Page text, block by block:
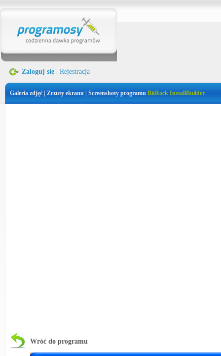
Zaloguj się Rejestracja
Galeria zdjęć | Zrzuty ekranu | Screenshoty programu BitRock InstallBuilder
Wróć do programu